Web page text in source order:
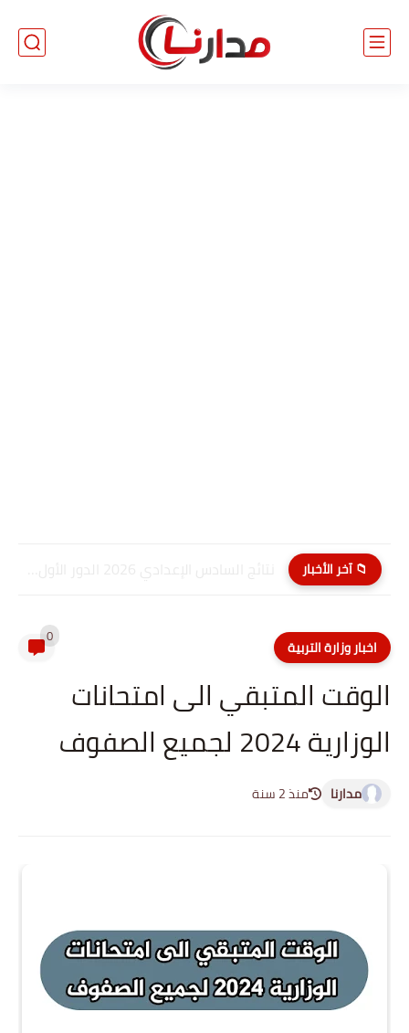
📁 آخر الأخبار
اخبار وزارة التربية 0
الوقت المتبقي الى امتحانات
الوزارية 2024 لجميع الصفوف
مدارنا منذ 2 سنة